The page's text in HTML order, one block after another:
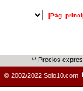
[Pág.
** Precios
© 2002/2022 Solo10.com